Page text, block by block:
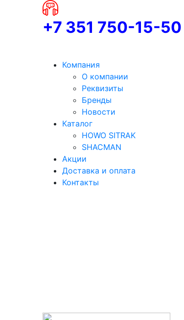
+7 351 750-15-50
Компания
О компании
Реквизиты
Бренды
Новости
Каталог
HOWO SITRAK
SHACMAN
Акции
Доставка и оплата
Контакты